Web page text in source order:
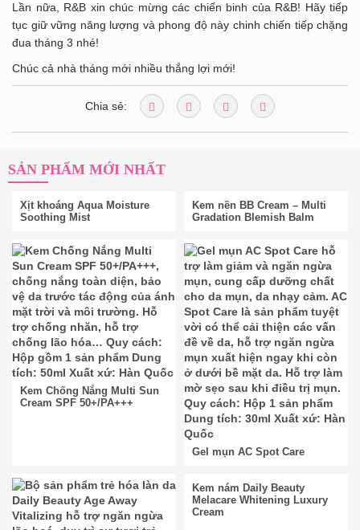
Lần nữa, R&B xin chúc mừng các chiến binh của R&B! Hãy tiếp
tục giữ vững năng lượng và phong độ này chinh chiến tiếp chặng
đua tháng 3 nhé!
Chúc cả nhà tháng mới nhiều thắng lợi mới!
Chia sẻ:
SẢN PHẨM MỚI NHẤT
Xịt khoáng Aqua Moisture
Soothing Mist
Kem nền BB Cream – Multi
Gradation Blemish Balm
Kem Chống Nắng Multi Sun
Cream SPF 50+/PA+++
Gel mụn AC Spot Care
Kem nám Daily Beauty
Melacare Whitening Luxury
Cream